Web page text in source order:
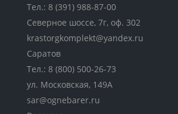
Тел.: 8 (391) 988-87-00
Северное шоссе, 7г, оф. 302
krastorgkomplekt@yandex.ru
Саратов
Тел.: 8 (800) 500-26-73
ул. Московская, 149А
sar@ognebarer.ru